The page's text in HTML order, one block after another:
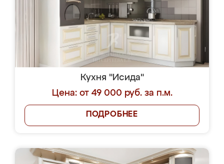
Кухня "Исида"
Цена: от 49 000 руб. за п.м.
ПОДРОБНЕЕ